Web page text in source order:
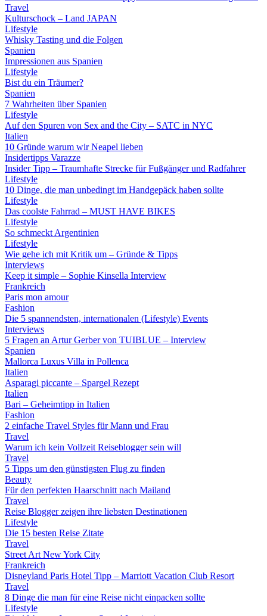
Travel
Kulturschock – Land JAPAN
Lifestyle
Whisky Tasting und die Folgen
Spanien
Impressionen aus Spanien
Lifestyle
Bist du ein Träumer?
Spanien
7 Wahrheiten über Spanien
Lifestyle
Auf den Spuren von Sex and the City – SATC in NYC
Italien
10 Gründe warum wir Neapel lieben
Insidertipps Varazze
Insider Tipp – Traumhafte Strecke für Fußgänger und Radfahrer
Lifestyle
10 Dinge, die man unbedingt im Handgepäck haben sollte
Lifestyle
Das coolste Fahrrad – MUST HAVE BIKES
Lifestyle
So schmeckt Argentinien
Lifestyle
Wie gehe ich mit Kritik um – Gründe & Tipps
Interviews
Keep it simple – Sophie Kinsella Interview
Frankreich
Paris mon amour
Fashion
Die 5 spannendsten, internationalen (Lifestyle) Events
Interviews
5 Fragen an Artur Gerber von TUIBLUE – Interview
Spanien
Mallorca Luxus Villa in Pollenca
Italien
Asparagi piccante – Spargel Rezept
Italien
Bari – Geheimtipp in Italien
Fashion
2 einfache Travel Styles für Mann und Frau
Travel
Warum ich kein Vollzeit Reiseblogger sein will
Travel
5 Tipps um den günstigsten Flug zu finden
Beauty
Für den perfekten Haarschnitt nach Mailand
Travel
Reise Blogger zeigen ihre liebsten Destinationen
Lifestyle
Die 15 besten Reise Zitate
Travel
Street Art New York City
Frankreich
Disneyland Paris Hotel Tipp – Marriott Vacation Club Resort
Travel
8 Dinge die man für eine Reise nicht einpacken sollte
Lifestyle